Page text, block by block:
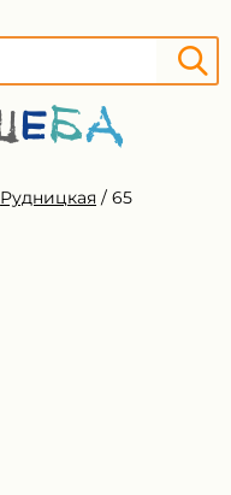
Рудницкая / 65